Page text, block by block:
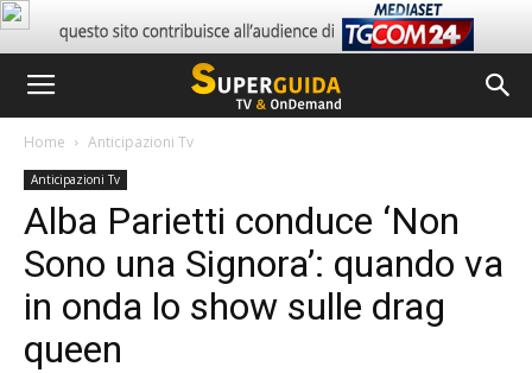
Home Anticipazioni Tv
Anticipazioni Tv
Alba Parietti conduce ‘Non
Sono una Signora’: quando va
in onda lo show sulle drag
queen